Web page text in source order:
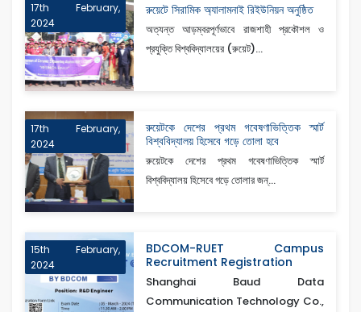
17th February,
2024
রুয়েটে সিরামিক অ্যালামনাই রিইউনিয়ন অনুষ্ঠিত
অত্যন্ত আড়ম্বরপূর্ণভাবে রাজশাহী প্রকৌশল ও
প্রযুক্তি বিশ্ববিদ্যালয়ের (রুয়েট)...
17th February,
2024
রুয়েটকে দেশের প্রথম গবেষণাভিত্তিক স্মার্ট
বিশ্ববিদ্যালয় হিসেবে গড়ে তোলা হবে
রুয়েটকে দেশের প্রথম গবেষণাভিত্তিক স্মার্ট
বিশ্ববিদ্যালয় হিসেবে গড়ে তোলার জন্...
15th February,
2024
BDCOM-RUET Campus
Recruitment Registration
Shanghai Baud Data
Communication Technology Co.,